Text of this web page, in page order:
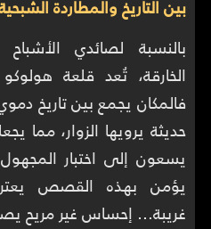
بين التاريخ والمطاردة
بالنسبة لصائدي
الخارقة، تُعد قلعة
فالمكان يجمع بين تاريخ
حديثة يرويها الزوار، مما
يسعون إلى اختبار
يؤمن بهذه القصص
غريبة… إحساس غير مريح